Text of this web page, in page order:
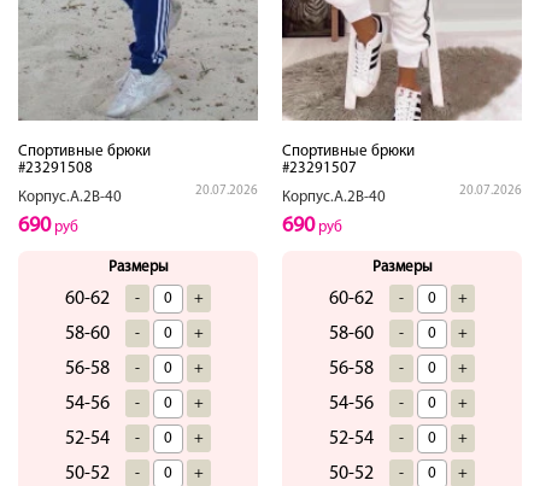
Спортивные брюки
#23291508
Корпус.А.2В-40
20.07.2026
690руб
Размеры
60-62 - +
58-60 - +
56-58 - +
54-56 - +
52-54 - +
50-52 - +
Спортивные брюки
#23291507
Корпус.А.2В-40
20.07.2026
690руб
Размеры
60-62 - +
58-60 - +
56-58 - +
54-56 - +
52-54 - +
50-52 - +